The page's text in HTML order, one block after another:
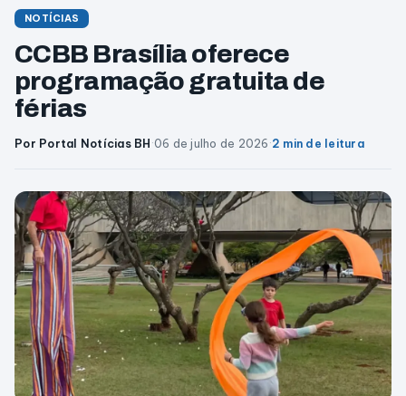
NOTÍCIAS
CCBB Brasília oferece
programação gratuita de
férias
Por Portal Notícias BH·06 de julho de 2026·2 min de leitura